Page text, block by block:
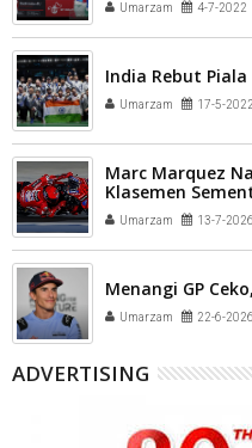
Umarzam 4-7-2022
India Rebut
Umarzam 17-5-2022
Marc Marquez
Klasemen
Umarzam 13-7-2026
Menangi GP
Umarzam 22-6-2026
ADVERTISING